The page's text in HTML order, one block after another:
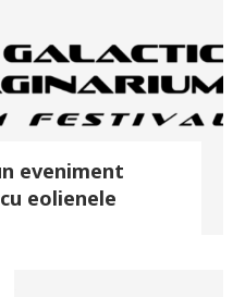
eveniment
eolienele